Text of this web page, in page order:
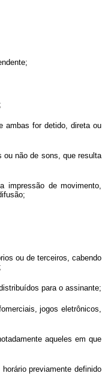
ambas for detido, direta ou
ou não de sons, que resulta
de movimento,
ou de terceiros, cabendo
para o assinante;
jogos eletrônicos,
aqueles em que
previamente definido